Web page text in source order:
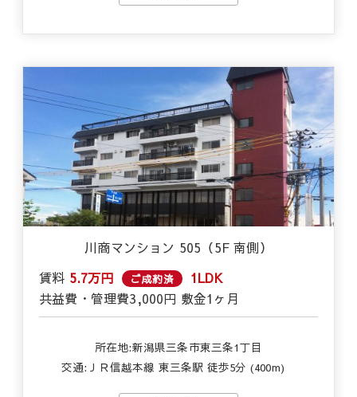
川商マンション 505（5F 南側）
賃料 5.7万円 ご成約済
1LDK
共益費・管理費3,000円 敷金1ヶ月
所在地:新潟県三条市東三条1丁目
交通: ＪＲ信越本線 東三条駅 徒歩5分 (400m)